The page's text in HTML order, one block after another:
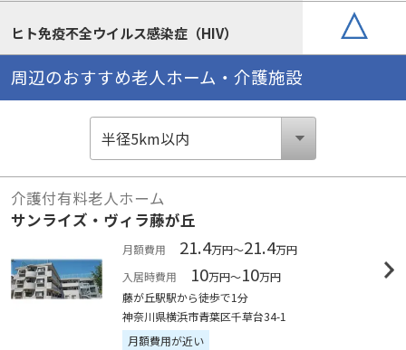
ヒト免疫不全ウイルス感染症（HIV）
周辺のおすすめ老人ホーム・介護施設
介護付有料老人ホーム
サンライズ・ヴィラ藤が丘
月額費用 21.4万円～21.4万円
入居時費用
10万円～10万円
藤が丘駅駅から徒歩で1分
神奈川県横浜市青葉区千草台34-1
月額費用が近い